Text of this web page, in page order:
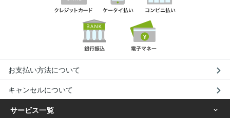
お支払い方法について
キャンセルについて